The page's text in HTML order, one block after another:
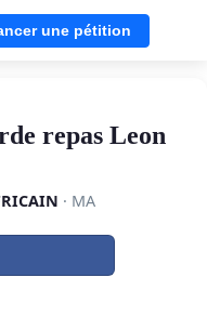
une pétition
repas Leon
· MA